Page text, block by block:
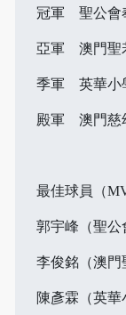
冠軍 聖公會
亞軍 澳門聖
季軍 英華小
殿軍 澳門慈
最佳球員（
郭宇峰（聖公
李俊銘（澳門
陳彥霖（英華